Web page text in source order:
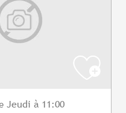
Jeudi à 11:00